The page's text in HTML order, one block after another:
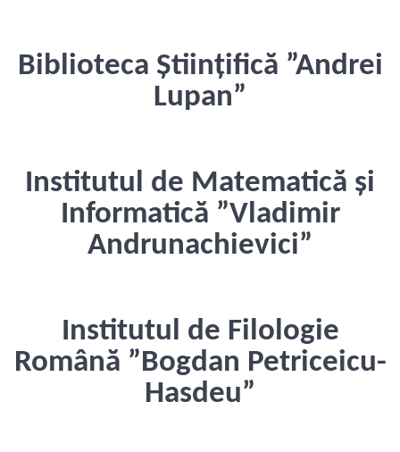
Biblioteca Științifică ”Andrei
Lupan”
Institutul de Matematică și
Informatică ”Vladimir
Andrunachievici”
Institutul de Filologie
Română ”Bogdan Petriceicu-
Hasdeu”